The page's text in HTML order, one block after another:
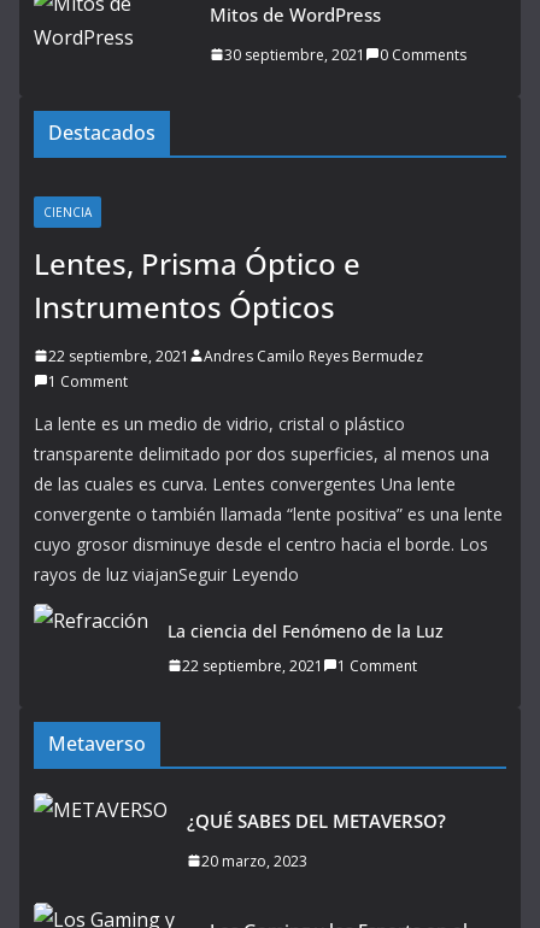
Mitos de WordPress
30 septiembre, 2021 0 Comments
Destacados
CIENCIA
Lentes, Prisma Óptico e
Instrumentos Ópticos
22 septiembre, 2021
Andres Camilo Reyes Bermudez
1 Comment
La lente es un medio de vidrio, cristal o plástico
transparente delimitado por dos superficies, al menos una
de las cuales es curva. Lentes convergentes Una lente
convergente o también llamada “lente positiva” es una lente
cuyo grosor disminuye desde el centro hacia el borde. Los
rayos de luz viajanSeguir Leyendo
La ciencia del Fenómeno de la Luz
22 septiembre, 2021 1 Comment
Metaverso
¿QUÉ SABES DEL METAVERSO?
20 marzo, 2023